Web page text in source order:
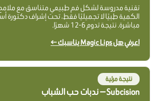
تقنية مدروسة لشكل فم طبيعي متناسق مع ملامح
الكمية طبيًا لا تجميليًا فقط، تحت إشراف دكتورة
مباشرة. نتيجة تدوم 6-12 شهرًا.
اعرفي هل Magic Lips يناسبك ←
نتيجة مرئية
Subcision — ندبات حب الشباب